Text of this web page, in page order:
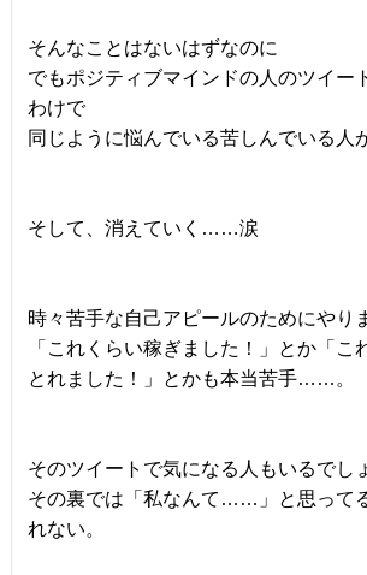
そんなことはないはずなのに
でもポジティブマインドの人のツイー
わけで
同じように悩んでいる苦しんでいる人
そして、消えていく……涙
時々苦手な自己アピールのためにやり
「これくらい稼ぎました！」とか「こ
とれました！」とかも本当苦手……。
そのツイートで気になる人もいるでし
その裏では「私なんて……」と思って
れない。